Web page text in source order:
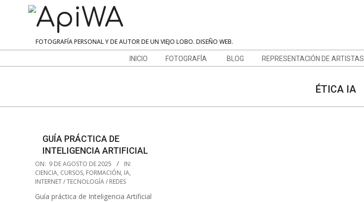
ApiWA
FOTOGRAFÍA PERSONAL Y DE AUTOR DE UN VIEJO LOBO. DISEÑO WEB.
Menu
INICIO FOTOGRAFÍA BLOG REPRESENTACIÓN DE ARTISTAS
ÉTICA IA
GUÍA PRÁCTICA DE
INTELIGENCIA ARTIFICIAL
2025-
08-
09
ON: 9 DE AGOSTO DE 2025
IN:
CIENCIA, CURSOS, FORMACIÓN, IA,
INTERNET / TECNOLOGÍA / REDES
Guía práctica de Inteligencia Artificial